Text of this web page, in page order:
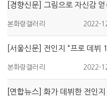
[경향신문] 그림으로 자신감
본화랑갤러리 2022-
[서울신문] 전인지 “프로 데
본화랑갤러리 2022-
[연합뉴스] 화가 데뷔한 전인